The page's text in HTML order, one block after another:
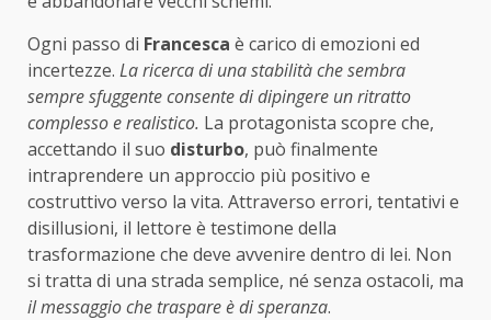
Ogni passo di Francesca è carico di emozioni ed
incertezze. La ricerca di una stabilità che sembra
sempre sfuggente consente di dipingere un ritratto
complesso e realistico. La protagonista scopre che,
accettando il suo disturbo, può finalmente
intraprendere un approccio più positivo e
costruttivo verso la vita. Attraverso errori, tentativi e
disillusioni, il lettore è testimone della
trasformazione che deve avvenire dentro di lei. Non
si tratta di una strada semplice, né senza ostacoli, ma
il messaggio che traspare è di speranza.